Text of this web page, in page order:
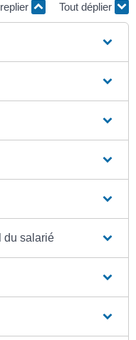
Tout déplier
du salarié